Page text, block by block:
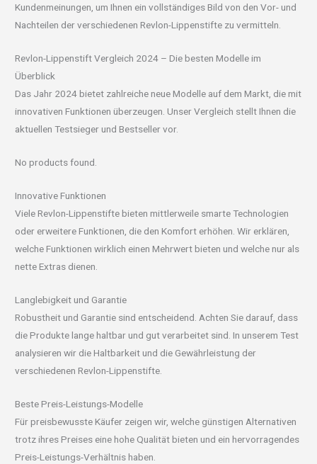
Kundenmeinungen, um Ihnen ein vollständiges Bild von den Vor- und
Nachteilen der verschiedenen Revlon-Lippenstifte zu vermitteln.
Revlon-Lippenstift Vergleich 2024 – Die besten Modelle im
Überblick
Das Jahr 2024 bietet zahlreiche neue Modelle auf dem Markt, die mit
innovativen Funktionen überzeugen. Unser Vergleich stellt Ihnen die
aktuellen Testsieger und Bestseller vor.
No products found.
Innovative Funktionen
Viele Revlon-Lippenstifte bieten mittlerweile smarte Technologien
oder erweitere Funktionen, die den Komfort erhöhen. Wir erklären,
welche Funktionen wirklich einen Mehrwert bieten und welche nur als
nette Extras dienen.
Langlebigkeit und Garantie
Robustheit und Garantie sind entscheidend. Achten Sie darauf, dass
die Produkte lange haltbar und gut verarbeitet sind. In unserem Test
analysieren wir die Haltbarkeit und die Gewährleistung der
verschiedenen Revlon-Lippenstifte.
Beste Preis-Leistungs-Modelle
Für preisbewusste Käufer zeigen wir, welche günstigen Alternativen
trotz ihres Preises eine hohe Qualität bieten und ein hervorragendes
Preis-Leistungs-Verhältnis haben.